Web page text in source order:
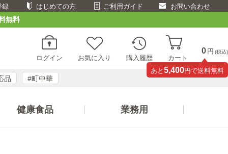
録 はじめての方 ご利用ガイド お問い合わせ
無料
ログイン お気に入り 購入履歴 カート
0 円 (税込)
あと 5,400円で送料無料
品 #町中華
健康食品 業務用